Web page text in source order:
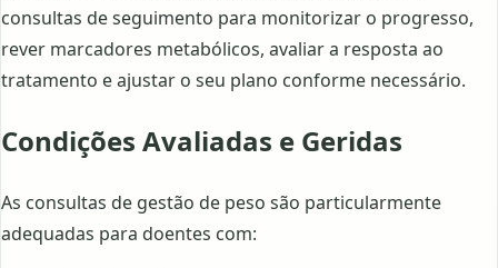
consultas de seguimento para monitorizar o progresso,
rever marcadores metabólicos, avaliar a resposta ao
tratamento e ajustar o seu plano conforme necessário.
Condições Avaliadas e Geridas
As consultas de gestão de peso são particularmente
adequadas para doentes com: